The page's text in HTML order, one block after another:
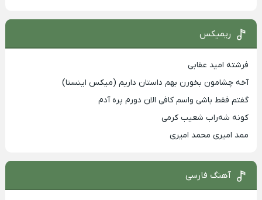
ریمیکس
فرشته امید عقابی
آخه چشامون بخورن بهم داستان داریم (میکس اینستا)
گفتم فقط باشی واسم کافی الان دورم پره آدم
کونه شه‌راب شعیب کرمی
ممد امیری محمد امیری
آهنگ فارسی